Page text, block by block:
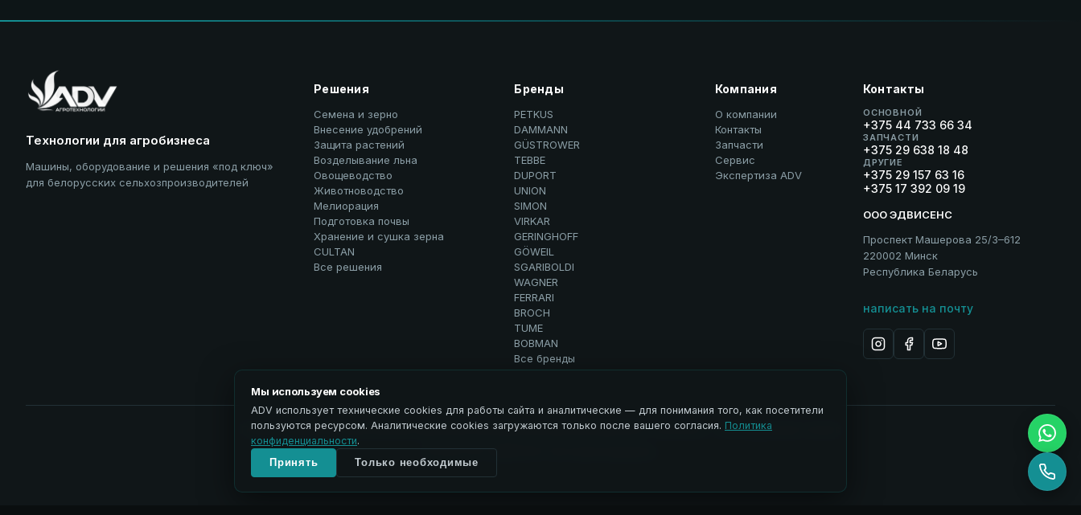
Технологии для агробизнеса
Машины, оборудование и решения «под ключ»
для белорусских сельхозпроизводителей
Решения
Семена и зерно
Внесение удобрений
Защита растений
Возделывание льна
Овощеводство
Животноводство
Мелиорация
Подготовка почвы
Хранение и сушка зерна
CULTAN
Все решения
Бренды
PETKUS
DAMMANN
GÜSTROWER
TEBBE
DUPORT
UNION
SIMON
VIRKAR
GERINGHOFF
GÖWEIL
SGARIBOLDI
WAGNER
FERRARI
BROCH
TUME
BOBMAN
Все бренды
Компания
О компании
Контакты
Запчасти
Сервис
Экспертиза ADV
Контакты
ОСНОВНОЙ
+375 44 733 66 34
ЗАПЧАСТИ
+375 29 638 18 48
ДРУГИЕ
+375 29 157 63 16
+375 17 392 09 19
ООО ЭДВИСЕНС
Проспект Машерова 25/3–612
220002 Минск
Республика Беларусь
написать на почту
Политика обработки персональных данныхИспользование материаловЭДВИСЕНС / Advisance → ADVУправление cookies
© 2026 ООО ЭДВИСЕНС. Все права защищены.
Мы используем cookies
ADV использует технические cookies для работы сайта и аналитические — для понимания того, как посетители
пользуются ресурсом. Аналитические cookies загружаются только после вашего согласия. Политика
конфиденциальности.
Принять Только необходимые